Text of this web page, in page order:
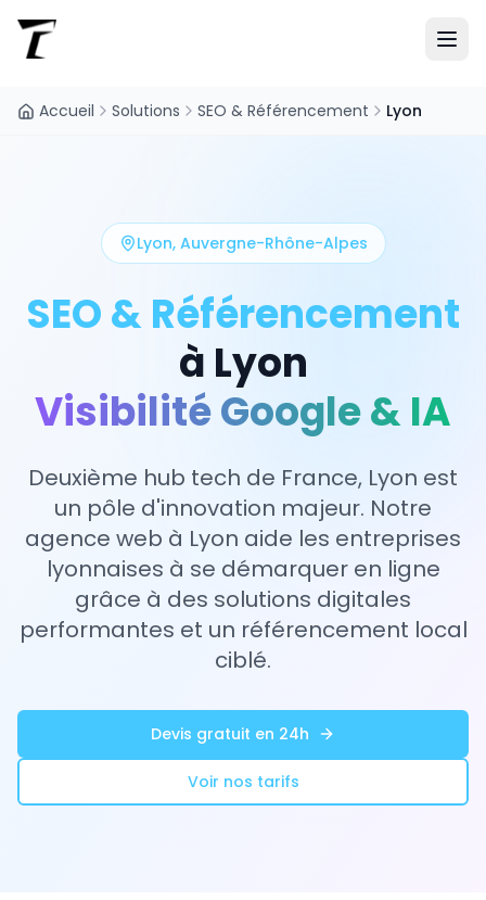
Accueil Solutions SEO & Référencement Lyon
Lyon, Auvergne-Rhône-Alpes
SEO & Référencement
à Lyon
Visibilité Google & IA
Deuxième hub tech de France, Lyon est
un pôle d'innovation majeur. Notre
agence web à Lyon aide les entreprises
lyonnaises à se démarquer en ligne
grâce à des solutions digitales
performantes et un référencement local
ciblé.
Devis gratuit en 24h
Voir nos tarifs